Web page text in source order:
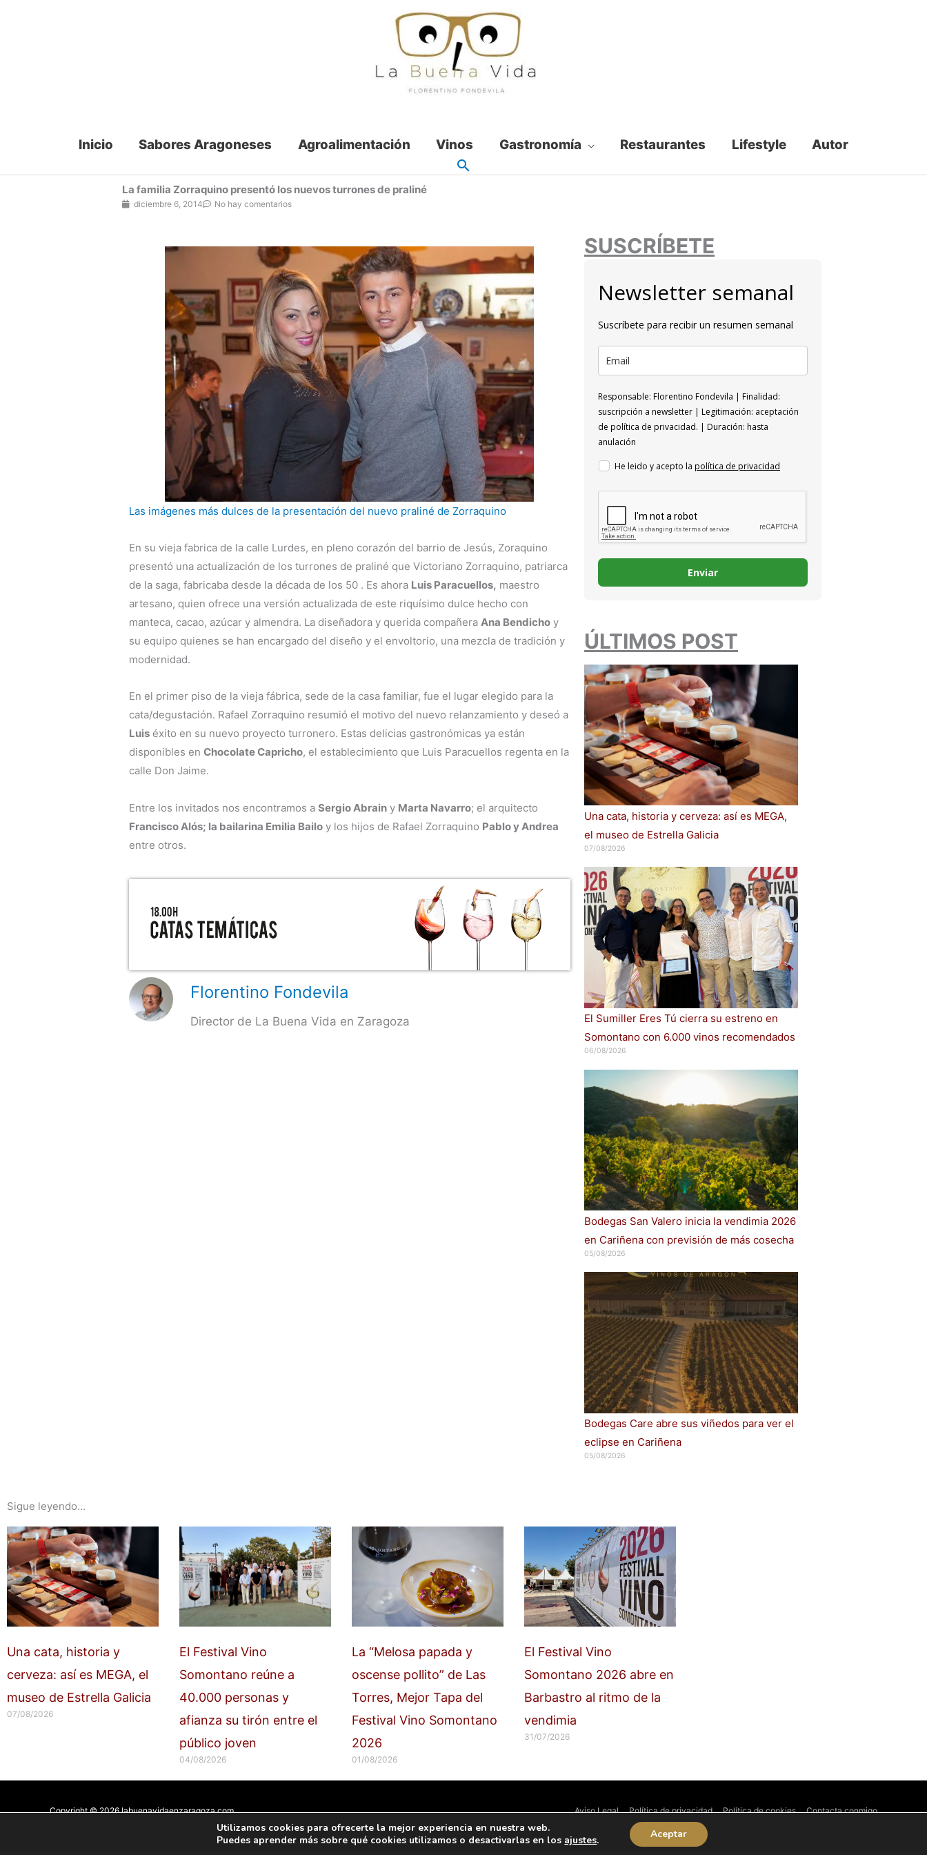
Inicio Sabores Aragoneses Agroalimentación Vinos Gastronomía Restaurantes Lifestyle Autor
La familia Zorraquino presentó los nuevos turrones de praliné
diciembre 6, 2014 No hay comentarios
Las imágenes más dulces de la presentación del nuevo praliné de Zorraquino
En su vieja fabrica de la calle Lurdes, en pleno corazón del barrio de Jesús, Zoraquino
presentó una actualización de los turrones de praliné que Victoriano Zorraquino, patriarca
de la saga, fabricaba desde la década de los 50 . Es ahora Luis Paracuellos, maestro
artesano, quien ofrece una versión actualizada de este riquísimo dulce hecho con
manteca, cacao, azúcar y almendra. La diseñadora y querida compañera Ana Bendicho y
su equipo quienes se han encargado del diseño y el envoltorio, una mezcla de tradición y
modernidad.
En el primer piso de la vieja fábrica, sede de la casa familiar, fue el lugar elegido para la
cata/degustación. Rafael Zorraquino resumió el motivo del nuevo relanzamiento y deseó a
Luis éxito en su nuevo proyecto turronero. Estas delicias gastronómicas ya están
disponibles en Chocolate Capricho, el establecimiento que Luis Paracuellos regenta en la
calle Don Jaime.
Entre los invitados nos encontramos a Sergio Abrain y Marta Navarro; el arquitecto
Francisco Alós; la bailarina Emilia Bailo y los hijos de Rafael Zorraquino Pablo y Andrea
entre otros.
Florentino Fondevila
Director de La Buena Vida en Zaragoza
SUSCRÍBETE
Newsletter semanal
Suscríbete para recibir un resumen semanal
Responsable: Florentino Fondevila | Finalidad:
suscripción a newsletter | Legitimación: aceptación
de política de privacidad. | Duración: hasta
anulación
He leido y acepto la política de privacidad
Enviar
ÚLTIMOS POST
Una cata, historia y cerveza: así es MEGA,
el museo de Estrella Galicia
07/08/2026
El Sumiller Eres Tú cierra su estreno en
Somontano con 6.000 vinos recomendados
06/08/2026
Bodegas San Valero inicia la vendimia 2026
en Cariñena con previsión de más cosecha
05/08/2026
Bodegas Care abre sus viñedos para ver el
eclipse en Cariñena
05/08/2026
Sigue leyendo...
Una cata, historia y
cerveza: así es MEGA, el
museo de Estrella Galicia
07/08/2026
El Festival Vino
Somontano reúne a
40.000 personas y
afianza su tirón entre el
público joven
04/08/2026
La “Melosa papada y
oscense pollito” de Las
Torres, Mejor Tapa del
Festival Vino Somontano
2026
01/08/2026
El Festival Vino
Somontano 2026 abre en
Barbastro al ritmo de la
vendimia
31/07/2026
Copyright © 2026 labuenavidaenzaragoza.com
Mantenimiento web Zaragoza
Aviso Legal Política de privacidad Política de cookies Contacta conmigo
Utilizamos cookies para ofrecerte la mejor experiencia en nuestra web.
Puedes aprender más sobre qué cookies utilizamos o desactivarlas en los ajustes. Aceptar